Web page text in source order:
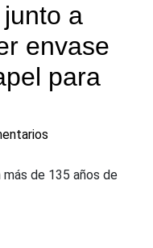
a
envase
para
más de 135 años de